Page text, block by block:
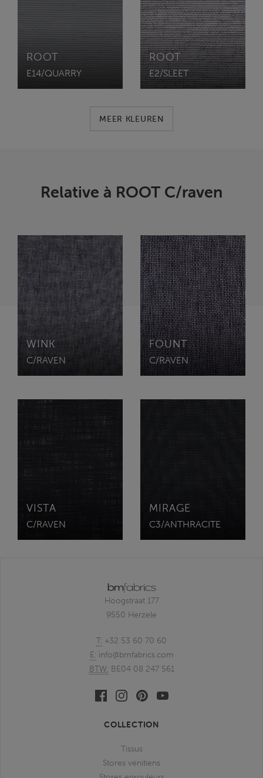
ROOT
E14/QUARRY
ROOT
E2/SLEET
MEER KLEUREN
Relative à ROOT C/raven
WINK
C/RAVEN
FOUNT
C/RAVEN
VISTA
C/RAVEN
MIRAGE
C3/ANTHRACITE
Hoogstraat 177
9550 Herzele
T: +32 53 60 70 60
E: info@bmfabrics.com
BTW: BE04 08 247 561
FacebookLinkedinPinterestYoutube
COLLECTION
Tissus
Stores vénitiens